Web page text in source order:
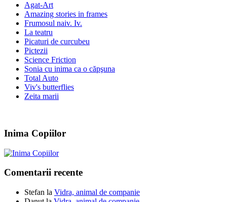
Agat-Art
Amazing stories in frames
Frumosul naiv. Iv.
La teatru
Picaturi de curcubeu
Pictezii
Science Friction
Sonia cu inima ca o căpşuna
Total Auto
Viv's butterflies
Zeita marii
Inima Copiilor
Comentarii recente
Stefan la Vidra, animal de companie